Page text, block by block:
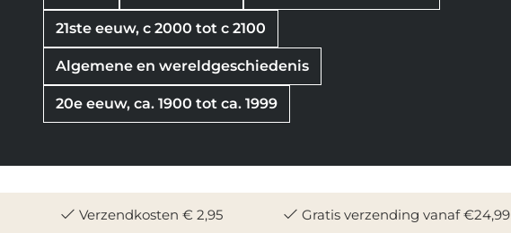
21ste eeuw, c 2000 tot c 2100
Algemene en wereldgeschiedenis
20e eeuw, ca. 1900 tot ca. 1999
Verzendkosten € 2,95 Gratis verzending vanaf €24,99